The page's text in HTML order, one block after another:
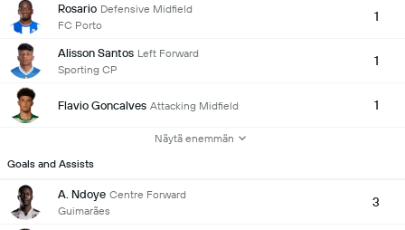
Rosario Defensive Midfield
FC Porto
1
Alisson Santos Left Forward
Sporting CP
1
Flavio Goncalves Attacking Midfield 1
Näytä enemmän
Goals and Assists
A. Ndoye Centre Forward
Guimarães
3